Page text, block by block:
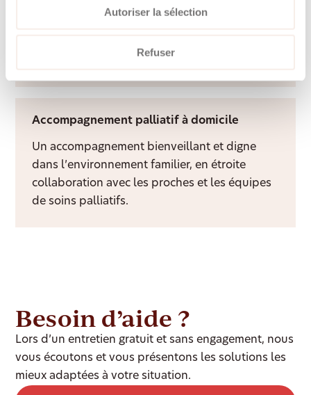
Autoriser la sélection
Refuser
Les proches aidants bénéficient d’une
Accompagnement palliatif à domicile
Un accompagnement bienveillant et digne
dans l’environnement familier, en étroite
collaboration avec les proches et les équipes
de soins palliatifs.
Besoin d’aide ?
Lors d’un entretien gratuit et sans engagement, nous
vous écoutons et vous présentons les solutions les
mieux adaptées à votre situation.